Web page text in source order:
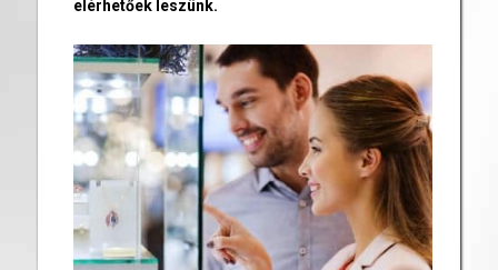
elérhetőek leszünk.